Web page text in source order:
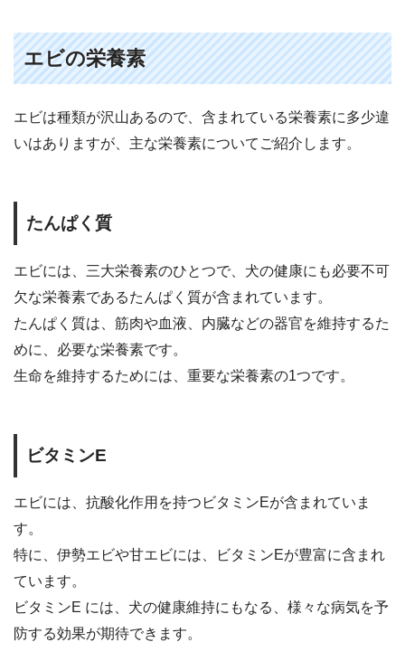
エビの栄養素
エビは種類が沢山あるので、含まれている栄養素に多少違
いはありますが、主な栄養素についてご紹介します。
たんぱく質
エビには、三大栄養素のひとつで、犬の健康にも必要不可
欠な栄養素であるたんぱく質が含まれています。
たんぱく質は、筋肉や血液、内臓などの器官を維持するた
めに、必要な栄養素です。
生命を維持するためには、重要な栄養素の1つです。
ビタミンE
エビには、抗酸化作用を持つビタミンEが含まれていま
す。
特に、伊勢エビや甘エビには、ビタミンEが豊富に含まれ
ています。
ビタミンE には、犬の健康維持にもなる、様々な病気を予
防する効果が期待できます。